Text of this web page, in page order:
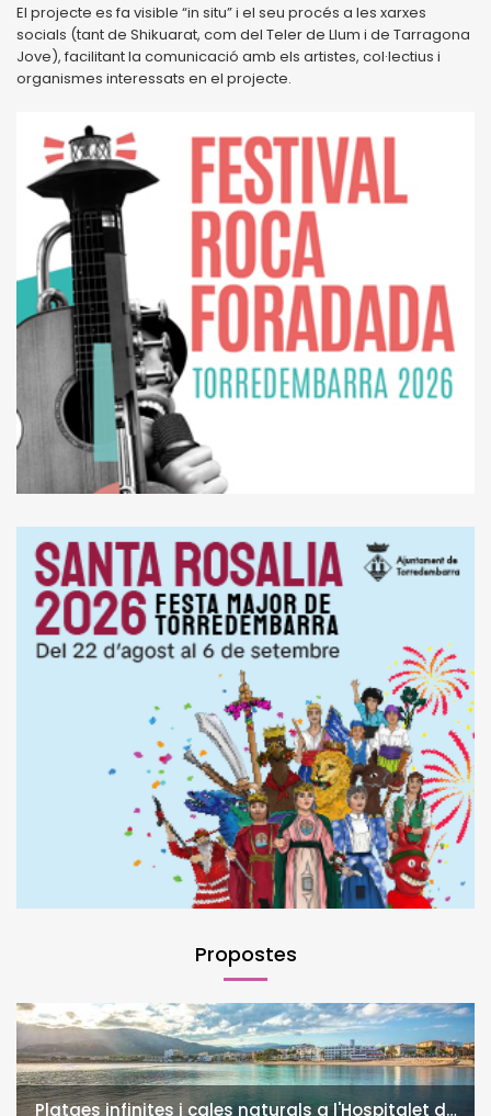
El projecte es fa visible “in situ” i el seu procés a les xarxes
socials (tant de Shikuarat, com del Teler de Llum i de Tarragona
Jove), facilitant la comunicació amb els artistes, col·lectius i
organismes interessats en el projecte.
Propostes
Platges infinites i cales naturals a l'Hospitalet de